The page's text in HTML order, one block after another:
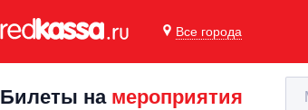
Все города
Билеты на мероприятия